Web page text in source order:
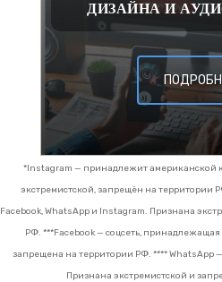
ДИЗАЙНА И
*Instagram — принадлежит американской
экстремистской, запрещён на территории
Facebook, WhatsApp и Instagram. Признана
РФ. ***Facebook — соцсеть,
запрещена на территории РФ. **** WhatsApp
Признана экстремистской и